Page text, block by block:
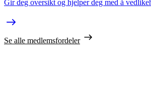
Gir deg oversikt og hjelper deg med å
Se alle medlemsfordeler